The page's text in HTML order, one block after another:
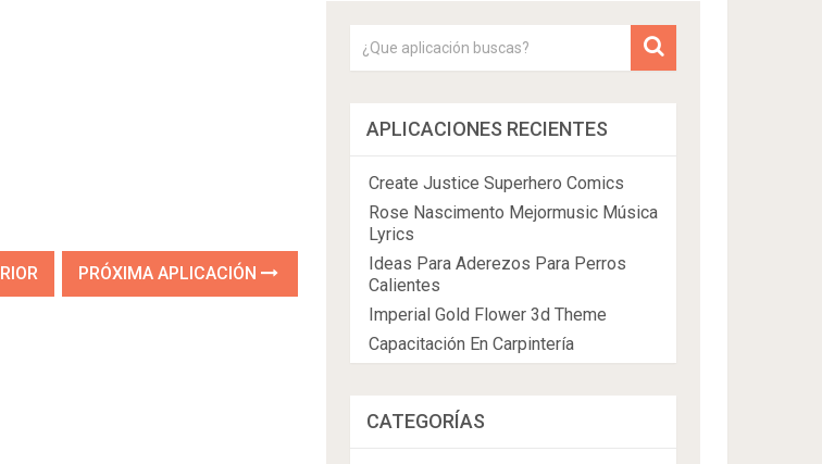
PRÓXIMA APLICACIÓN
APLICACIONES RECIENTES
Create Justice Superhero Comics
Rose Nascimento Mejormusic Música
Lyrics
Ideas Para Aderezos Para Perros
Calientes
Imperial Gold Flower 3d Theme
Capacitación En Carpintería
CATEGORÍAS